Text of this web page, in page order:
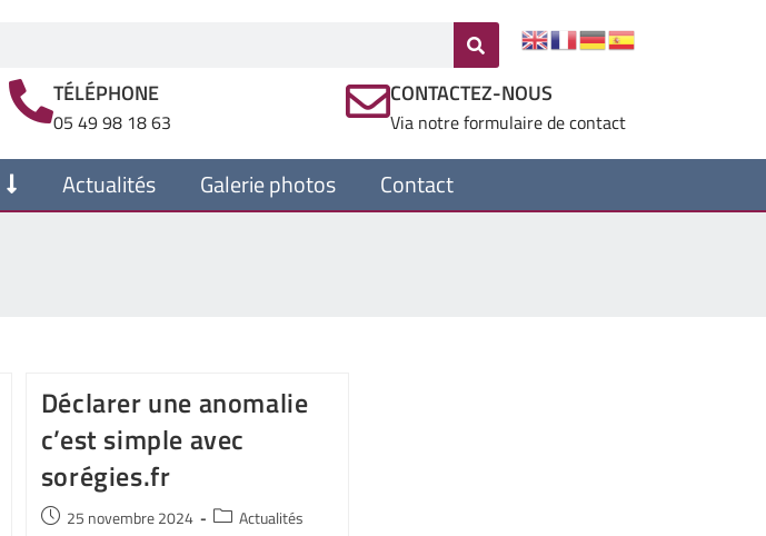
TÉLÉPHONE
05 49 98 18 63
CONTACTEZ-NOUS
Via notre formulaire de contact
Actualités Galerie photos Contact
Déclarer une anomalie
c’est simple avec
sorégies.fr
25 novembre 2024 Actualités